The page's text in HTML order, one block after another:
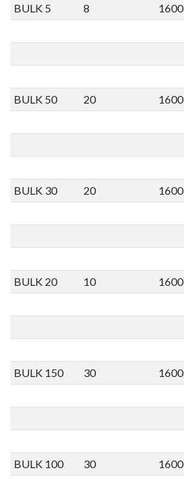
BULK 5 8 1600
BULK 50 20 1600
BULK 30 20 1600
BULK 20 10 1600
BULK 150 30 1600
BULK 100 30 1600